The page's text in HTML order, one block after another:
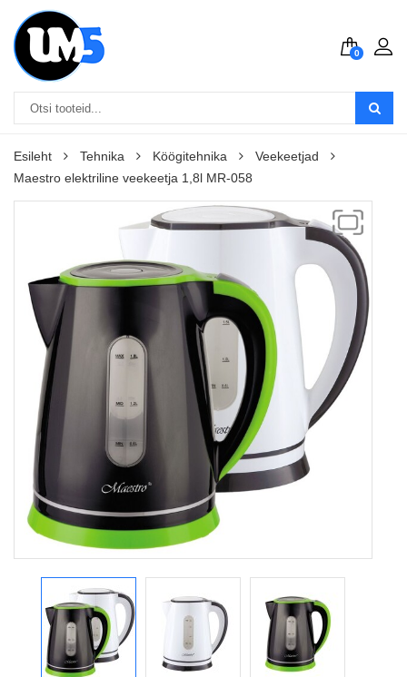
0
Esileht Tehnika Köögitehnika
Veekeetjad
Maestro elektriline veekeetja 1,8l MR-058